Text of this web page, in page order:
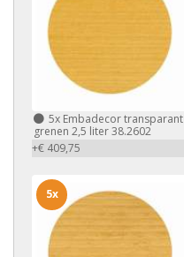
5x Embadecor transparant
grenen 2,5 liter 38.2602
+€ 409,75
5x